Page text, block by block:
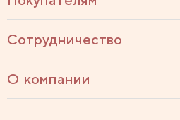
Сотрудничество
О компании